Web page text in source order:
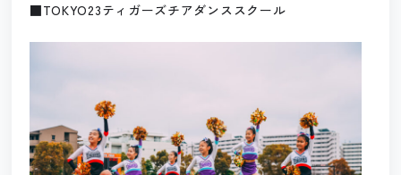
■TOKYO23ティガーズチアダンススクール